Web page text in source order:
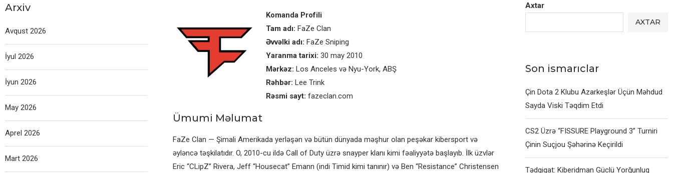
Komanda Profili
Tam adı: FaZe Clan
Əvvəlki adı: FaZe Sniping
Yaranma tarixi: 30 may 2010
Mərkəz: Los Anceles və Nyu-York, ABŞ
Rəhbər: Lee Trink
Rəsmi sayt: fazeclan.com
Ümumi Məlumat
FaZe Clan — Şimali Amerikada yerləşən və bütün dünyada məşhur olan peşəkar kibersport və
əyləncə təşkilatıdır. O, 2010-cu ildə Call of Duty üzrə snayper klanı kimi fəaliyyətə başlayıb. İlk üzvlər
Eric “CLipZ” Rivera, Jeff “Housecat” Emann (indi Timid kimi tanınır) və Ben “Resistance” Christensen
Axtar
AXTAR
Son ismarıclar
Çin Dota 2 Klubu Azarkeşlər Üçün Məhdud
Sayda Viski Təqdim Etdi
CS2 Üzrə “FISSURE Playground 3” Turniri
Çinin Suçjou Şəhərinə Keçirildi
Tədqiqat: Kiberidman Güclü Yorğunluq
Arxiv
Avqust 2026
İyul 2026
İyun 2026
May 2026
Aprel 2026
Mart 2026